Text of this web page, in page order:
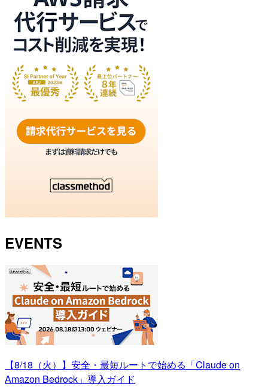
EVENTS
【8/18（火）】安全・最短ルートで始める「Claude on
Amazon Bedrock」導入ガイド